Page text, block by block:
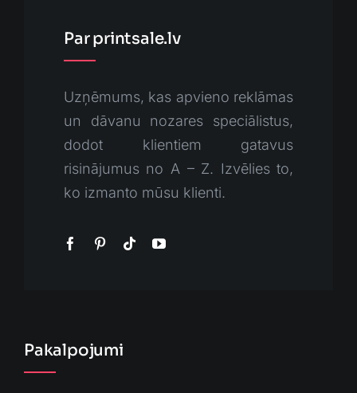
Par printsale.lv
Uzņēmums, kas apvieno reklāmas
un dāvanu nozares speciālistus,
dodot klientiem gatavus
risinājumus no A – Z. Izvēlies to,
ko izmanto mūsu klienti.
Pakalpojumi